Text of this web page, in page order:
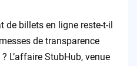
de billets en ligne reste-t-il
de transparence
L’affaire StubHub, venue